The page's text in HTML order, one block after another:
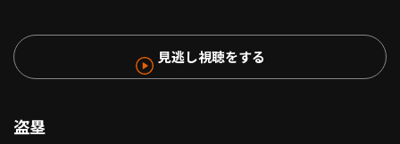
見逃し視聴をする
盗塁